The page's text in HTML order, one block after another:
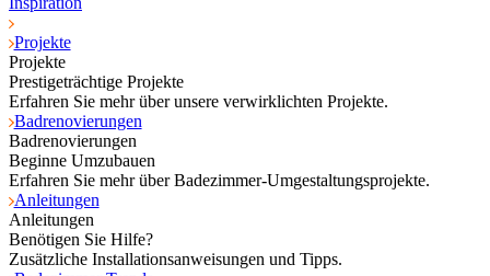
Projekte
Projekte
Prestigeträchtige Projekte
Erfahren Sie mehr über unsere verwirklichten Projekte.
Badrenovierungen
Badrenovierungen
Beginne Umzubauen
Erfahren Sie mehr über Badezimmer-Umgestaltungsprojekte.
Anleitungen
Anleitungen
Benötigen Sie Hilfe?
Zusätzliche Installationsanweisungen und Tipps.